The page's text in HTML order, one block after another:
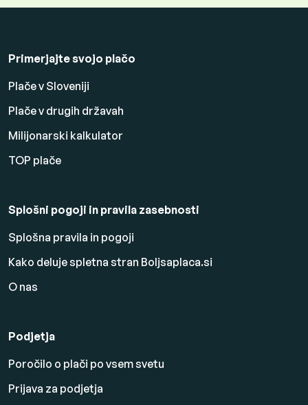
Primerjajte svojo plačo
Plače v Sloveniji
Plače v drugih državah
Milijonarski kalkulator
TOP plače
Splošni pogoji in pravila zasebnosti
Splošna pravila in pogoji
Kako deluje spletna stran Boljsaplaca.si
O nas
Podjetja
Poročilo o plači po vsem svetu
Prijava za podjetja